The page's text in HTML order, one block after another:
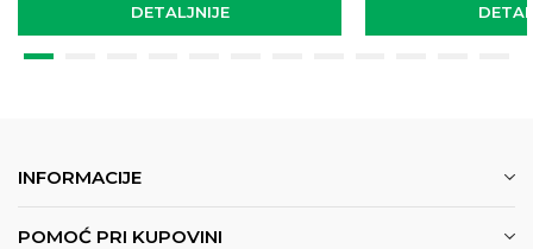
DETALJNIJE
INFORMACIJE
POMOĆ PRI KUPOVINI